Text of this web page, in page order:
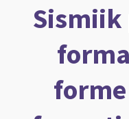
Sismiik